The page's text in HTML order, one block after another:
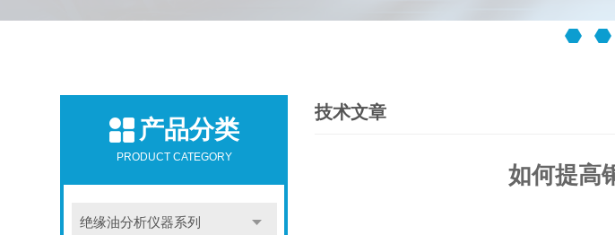
产品分类
PRODUCT CATEGORY
绝缘油分析仪器系列
技术文章
如何提高